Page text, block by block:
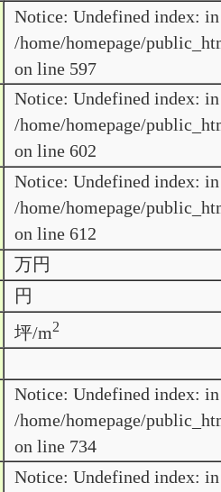
Notice: Undefined index: in
/home/homepage/
on line 597
Notice: Undefined index: in
/home/homepage/
on line 602
Notice: Undefined index: in
/home/homepage/
on line 612
万円
円
坪/m2
Notice: Undefined index: in
/home/homepage/
on line 734
Notice: Undefined index: in